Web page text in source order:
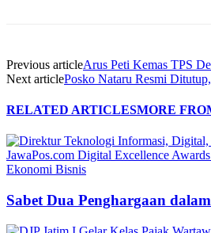
Previous articleArus Peti Kemas TPS
Next articlePosko Nataru Resmi
RELATED ARTICLESMORE
Ekonomi Bisnis
Sabet Dua Penghargaan